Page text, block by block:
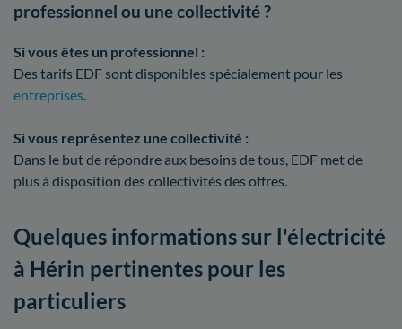
professionnel ou une collectivité ?
Si vous êtes un professionnel :
Des tarifs EDF sont disponibles spécialement pour les
entreprises.
Si vous représentez une collectivité :
Dans le but de répondre aux besoins de tous, EDF met de
plus à disposition des collectivités des offres.
Quelques informations sur l'électricité
à Hérin pertinentes pour les
particuliers